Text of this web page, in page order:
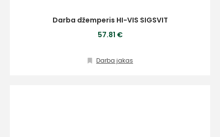
Darba džemperis HI-VIS SIGSVIT
57.81 €
Darba jakas